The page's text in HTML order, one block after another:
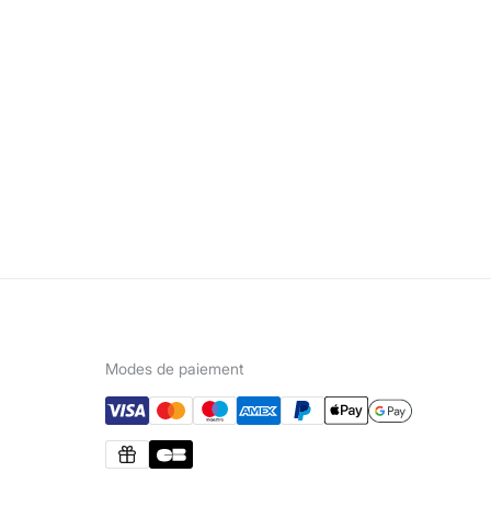
Modes de paiement